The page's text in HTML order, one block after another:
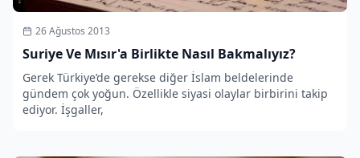
26 Ağustos 2013
Suriye Ve Mısır'a Birlikte Nasıl Bakmalıyız?
Gerek Türkiye’de gerekse diğer İslam beldelerinde
gündem çok yoğun. Özellikle siyasi olaylar birbirini takip
ediyor. İşgaller,